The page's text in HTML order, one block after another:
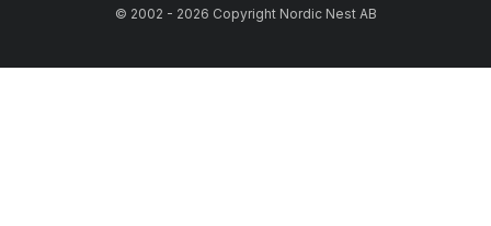
© 2002 - 2026 Copyright Nordic Nest AB